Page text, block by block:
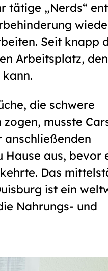
tätige „Nerds“
Seit knapp
Arbeitsplatz,
die schwere
musste
anschließenden
Hause aus, bevor
Das
ist ein
Nahrungs- und